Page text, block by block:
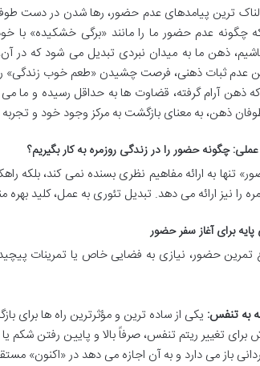
ترین پیامدهای عدم حضور، رها شدن در دست
چگونه عدم حضور ما را مانند «برگی خشکیده» با
ذهن ما به میدان نبردی تبدیل می شود که در
عدم ثبات ذهنی، فرصت چشیدن «طعم خوب زندگی»
ذهن آرام گرفته، قضاوت ها به حداقل رسیده و ما
ذهن، به معنای بازگشت به مرکز وجود خود و
چگونه حضور را در زندگی روزمره به کار بگیریم؟
تنها به ارائه مفاهیم نظری بسنده نمی کند، بلکه
را نیز ارائه می دهد. تبدیل تئوری به عمل، کلید
برای آغاز سفر حضور
تمرین حضور، نیازی به فضایی خاص یا تمرینات
به تنفس: یکی از ساده ترین و مؤثرترین راه ها برای
برای تغییر ریتم تنفس، صرفاً بالا و پایین رفتن شکم
باز می دارد و به آن اجازه می دهد در «اکنون»